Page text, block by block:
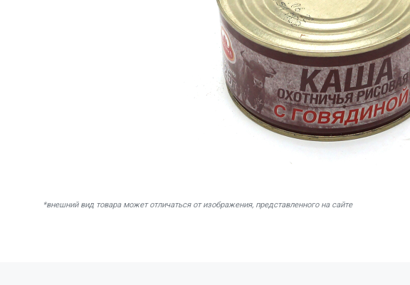
*внешний вид товара может отличаться от изображения, представленного на сайте